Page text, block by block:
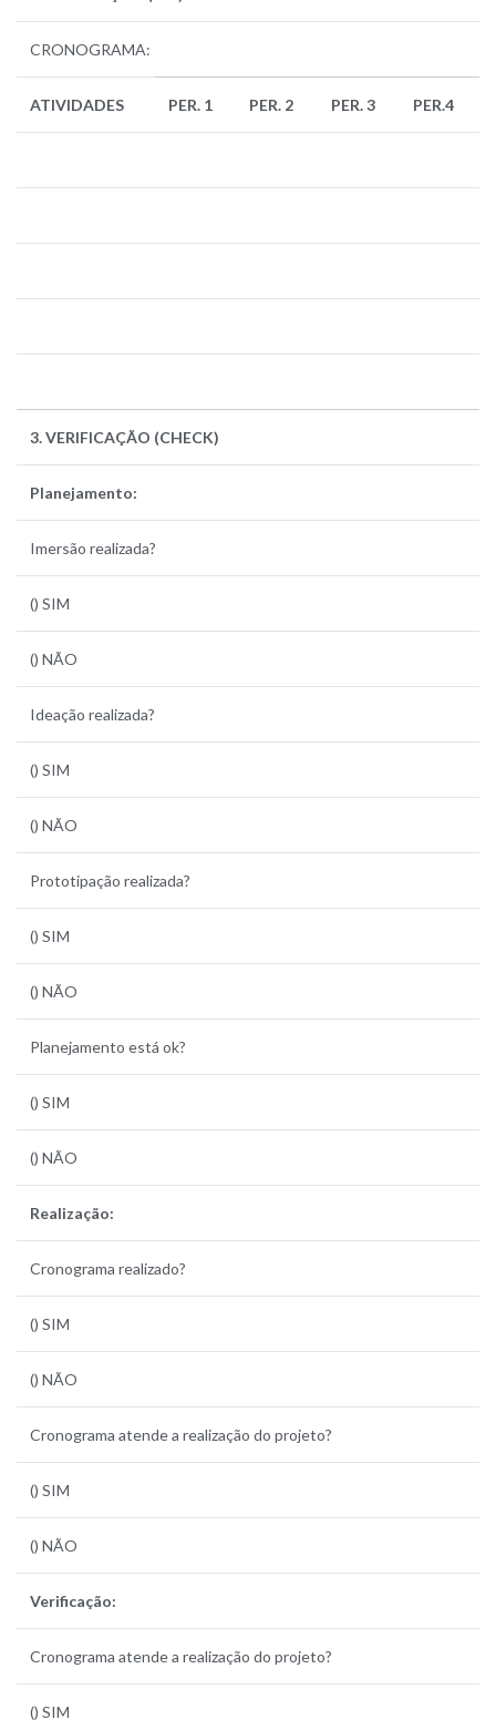
CRONOGRAMA:
ATIVIDADES PER. 1 PER. 2 PER. 3 PER.4
3. VERIFICAÇÃO (CHECK)
Planejamento:
Imersão realizada?
() SIM
() NÃO
Ideação realizada?
() SIM
() NÃO
Prototipação realizada?
() SIM
() NÃO
Planejamento está ok?
() SIM
() NÃO
Realização:
Cronograma realizado?
() SIM
() NÃO
Cronograma atende a realização do projeto?
() SIM
() NÃO
Verificação:
Cronograma atende a realização do projeto?
() SIM